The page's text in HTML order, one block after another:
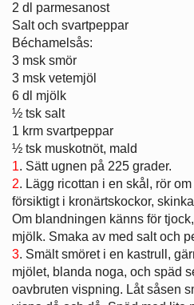
2 dl parmesanost
Salt och svartpeppar
Béchamelsås:
3 msk smör
3 msk vetemjöl
6 dl mjölk
½ tsk salt
1 krm svartpeppar
½ tsk muskotnöt, mald
1. Sätt ugnen på 225 grader.
2. Lägg ricottan i en skål, rör
försiktigt i kronärtskockor,
Om blandningen känns för
mjölk. Smaka av med salt och
3. Smält smöret i en kastrull,
mjölet, blanda noga, och späd
oavbruten vispning. Låt såsen